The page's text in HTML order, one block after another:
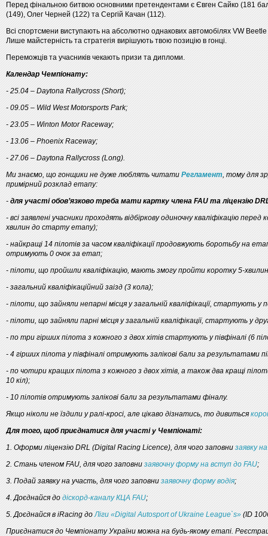
Перед фінальною битвою основними претендентами є Євген Сайко (181
(149), Олег Черней (122) та Сергій Качан (112).
Всі спортсмени виступають на абсолютно однакових автомобілях VW
Лише майстерність та стратегія вирішують твою позицію в гонці.
Переможців та учасників чекають призи та дипломи.
Календар Чемпіонату:
- 25.04 – Daytona Rallycross (Short);
- 09.05 – Wild West Motorsports Park;
- 23.05 – Winton Motor Raceway;
- 13.06 – Phoenix Raceway;
- 27.06 – Daytona Rallycross (Long).
Ми знаємо, що гонщики не дуже люблять читати Регламент, тому для
примірний розклад етапу:
- для участі обов’язково треба мати картку члена FAU та ліцензію
- всі заявлені учасники проходять відбіркову одиночну кваліфікацію
хвилин до старту етапу);
- найкращі 14 пілотів за часом кваліфікації продовжують боротьбу на
отримують 0 очок за етап;
- пілоти, що пройшли кваліфікацію, мають змогу пройти коротку 5-
- загальний кваліфікаційний заізд (3 кола);
- пілоти, що зайняли непарні місця у загальній кваліфікації, стартують у
- пілоти, що зайняли парні місця у загальній кваліфікації, стартують у
- по три гірших пілота з кожного з двох хітів стартують у півфіналі (6
- 4 гірших пілота у півфіналі отримують залікові бали за результатами
- по чотири кращих пілота з кожного з двох хітів, а також два кращі
10 кіл);
- 10 пілотів отримують залікові бали за результатами фіналу.
Якщо ніколи не їздили у ралі-кросі, але цікаво дізнатись, то дивиться
Для того, щоб приєднатися для участі у Чемпіонаті:
1. Оформи ліцензію DRL (Digital Racing Licence), для чого заповни заявку
2. Стань членом FAU, для чого заповни заявочну форму на вступ до FAU;
3. Подай заявку на участь, для чого заповни заявочну форму водія;
4. Доєднайся до діскорд-каналу КЦА FAU;
5. Доєднайся в iRacing доЛіги «Digital Autosport of Ukraine League`s» (ID
Приєднатися до Чемпіонату України можна на будь-якому етапі.